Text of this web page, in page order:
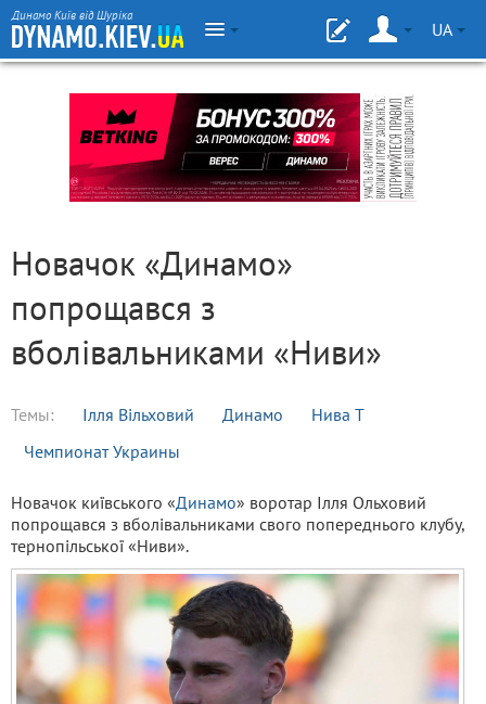
Динамо Київ від Шуріка
UA
Новачок «Динамо»
попрощався з
вболівальниками «Ниви»
Темы: Ілля Вільховий Динамо
Нива Т
Чемпионат Украины
Новачок київського «Динамо» воротар Ілля Ольховий
попрощався з вболівальниками свого попереднього клубу,
тернопільської «Ниви».